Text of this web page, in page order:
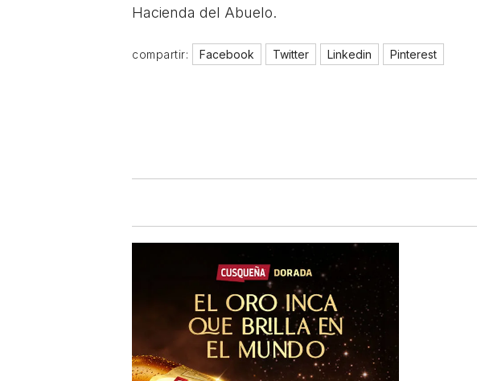
Hacienda del Abuelo.
compartir: Facebook Twitter Linkedin Pinterest